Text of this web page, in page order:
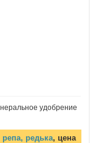
удобрение
редька, цена